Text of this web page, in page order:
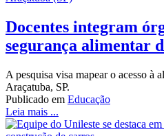
Docentes integram
segurança alimentar
A pesquisa visa mapear o acesso à
Araçatuba, SP.
Publicado em Educação
Leia mais ...